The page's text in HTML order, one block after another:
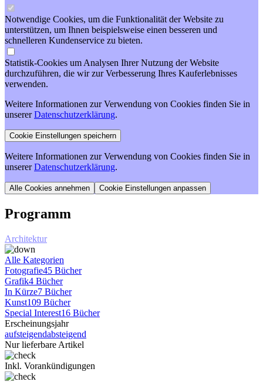
Notwendige Cookies, um die Funktionalität der Website zu
unterstützen, um Ihnen beispielsweise einen besseren und
schnelleren Kundenservice zu bieten.
Statistik-Cookies um Analysen Ihrer Nutzung der Website
durchzuführen, die wir zur Verbesserung Ihres Kauferlebnisses
verwenden.
Weitere Informationen zur Verwendung von Cookies finden Sie in
unsererDatenschutzerklärung.
Weitere Informationen zur Verwendung von Cookies finden Sie in
unsererDatenschutzerklärung.
Cookie Einstellungen anpassen
Programm
Architektur
Alle Kategorien
Fotografie45 Bücher
Grafik4 Bücher
In Kürze7 Bücher
Kunst109 Bücher
Special Interest16 Bücher
Erscheinungsjahr
aufsteigendabsteigend
Nur lieferbare Artikel
Inkl. Vorankündigungen